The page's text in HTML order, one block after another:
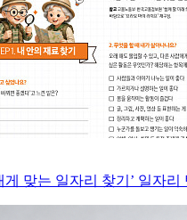
게 맞는 일자리 찾기’ 일자리